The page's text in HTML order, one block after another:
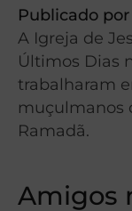
Publicado por
A Igreja de
Últimos Dias
trabalharam
muçulmanos
Ramadã.
Amigos